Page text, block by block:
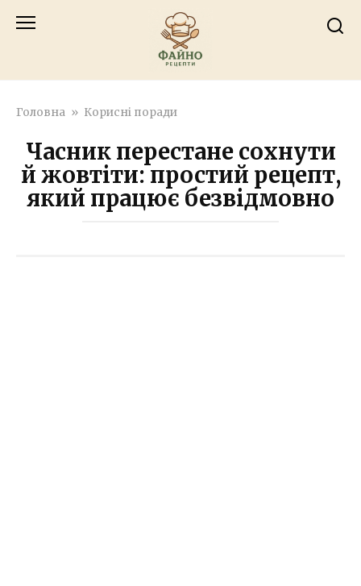
Головна » Корисні поради
Часник перестане сохнути
й жовтіти: простий рецепт,
який працює безвідмовно